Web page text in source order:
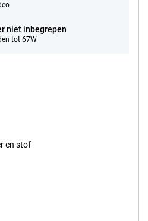
niet inbegrepen
tot 67W
en stof